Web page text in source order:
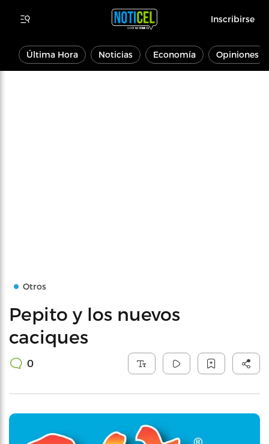
Inscribirse
Última Hora Noticias Economía Opiniones
Otros
Pepito y los nuevos
caciques
0